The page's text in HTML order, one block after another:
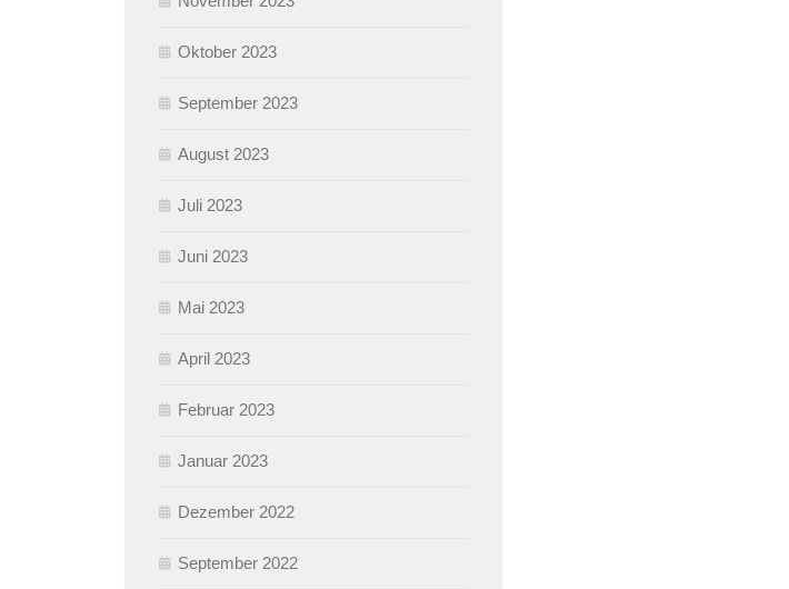
Oktober 2023
September 2023
August 2023
Juli 2023
Juni 2023
Mai 2023
April 2023
Februar 2023
Januar 2023
Dezember 2022
September 2022